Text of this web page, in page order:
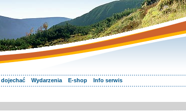
dojechać Wydarzenia E-shop Info serwis